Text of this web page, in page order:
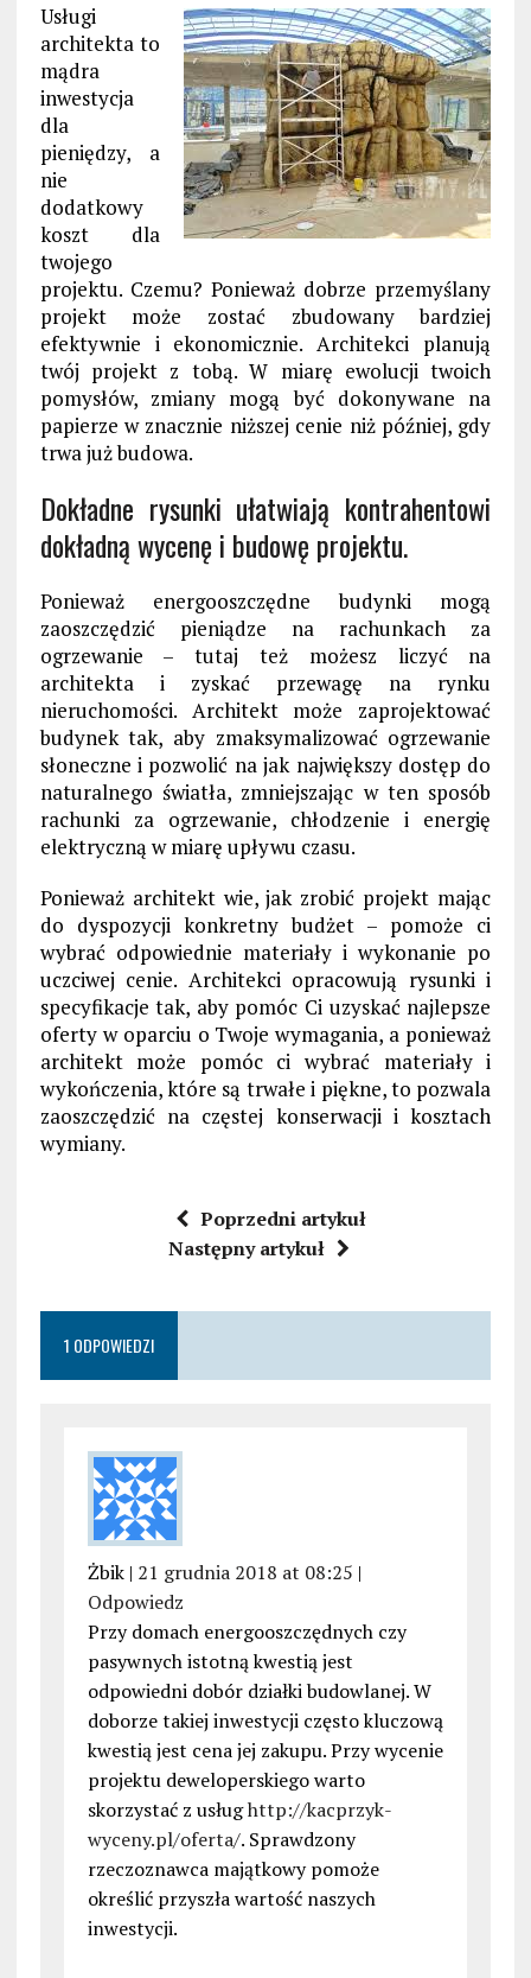
Usługi
architekta to
mądra
inwestycja
dla
pieniędzy, a
nie
dodatkowy
koszt dla
twojego
projektu. Czemu? Ponieważ dobrze przemyślany
projekt może zostać zbudowany bardziej
efektywnie i ekonomicznie. Architekci planują
twój projekt z tobą. W miarę ewolucji twoich
pomysłów, zmiany mogą być dokonywane na
papierze w znacznie niższej cenie niż później, gdy
trwa już budowa.
Dokładne rysunki ułatwiają kontrahentowi
dokładną wycenę i budowę projektu.
Ponieważ energooszczędne budynki mogą
zaoszczędzić pieniądze na rachunkach za
ogrzewanie – tutaj też możesz liczyć na
architekta i zyskać przewagę na rynku
nieruchomości. Architekt może zaprojektować
budynek tak, aby zmaksymalizować ogrzewanie
słoneczne i pozwolić na jak największy dostęp do
naturalnego światła, zmniejszając w ten sposób
rachunki za ogrzewanie, chłodzenie i energię
elektryczną w miarę upływu czasu.
Ponieważ architekt wie, jak zrobić projekt mając
do dyspozycji konkretny budżet – pomoże ci
wybrać odpowiednie materiały i wykonanie po
uczciwej cenie. Architekci opracowują rysunki i
specyfikacje tak, aby pomóc Ci uzyskać najlepsze
oferty w oparciu o Twoje wymagania, a ponieważ
architekt może pomóc ci wybrać materiały i
wykończenia, które są trwałe i piękne, to pozwala
zaoszczędzić na częstej konserwacji i kosztach
wymiany.
Poprzedni artykuł
Następny artykuł
1 ODPOWIEDZI
Żbik | 21 grudnia 2018 at 08:25 |
Odpowiedz
Przy domach energooszczędnych czy
pasywnych istotną kwestią jest
odpowiedni dobór działki budowlanej. W
doborze takiej inwestycji często kluczową
kwestią jest cena jej zakupu. Przy wycenie
projektu deweloperskiego warto
skorzystać z usłughttp://kacprzyk-
wyceny.pl/oferta/. Sprawdzony
rzeczoznawca majątkowy pomoże
określić przyszła wartość naszych
inwestycji.